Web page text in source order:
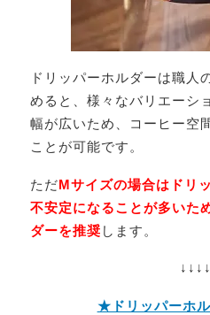
ドリッパーホルダーは職人
めると、様々なバリエーシ
幅が広いため、コーヒー空
ことが可能です。
ただMサイズの場合はドリ
不安定になることが多いた
ダーを推奨 します。
★ドリッパーホ